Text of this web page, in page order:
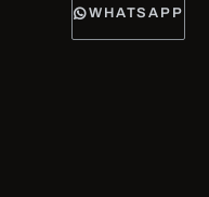
WHATSAPP